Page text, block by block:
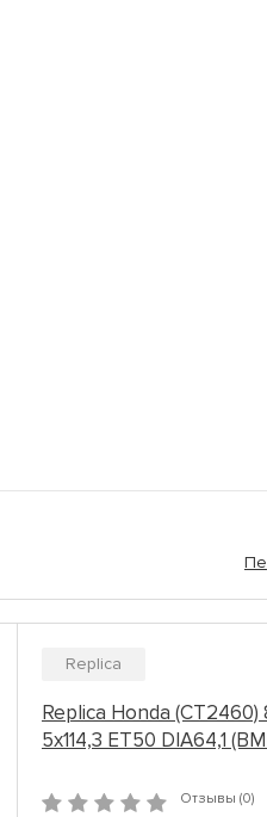
Replica
Replica Honda (CT2460)
5x114,3 ET50 DIA64,1
Отзывы (0)